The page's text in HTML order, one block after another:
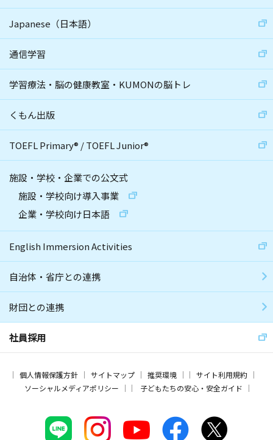
Japanese（日本語）
通信学習
学習療法・脳の健康教室・KUMONの脳トレ
くもん出版
TOEFL Primary® /TOEFL Junior®
施設・学校・企業での公文式
施設・学校向け導入事業
企業・学校向け日本語
English Immersion Activities
自治体・省庁との連携
財団との連携
社員採用
個人情報保護方針 サイトマップ 推奨環境
サイト利用規約
ソーシャルメディアポリシー
子どもたちの安心・安全ガイド